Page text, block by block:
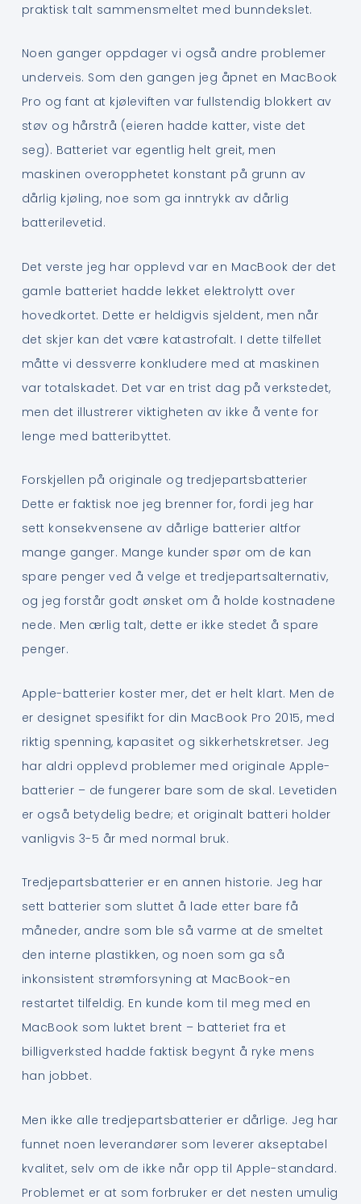
praktisk talt sammensmeltet med bunndekslet.
Noen ganger oppdager vi også andre problemer
underveis. Som den gangen jeg åpnet en MacBook
Pro og fant at kjøleviften var fullstendig blokkert av
støv og hårstrå (eieren hadde katter, viste det
seg). Batteriet var egentlig helt greit, men
maskinen overopphetet konstant på grunn av
dårlig kjøling, noe som ga inntrykk av dårlig
batterilevetid.
Det verste jeg har opplevd var en MacBook der det
gamle batteriet hadde lekket elektrolytt over
hovedkortet. Dette er heldigvis sjeldent, men når
det skjer kan det være katastrofalt. I dette tilfellet
måtte vi dessverre konkludere med at maskinen
var totalskadet. Det var en trist dag på verkstedet,
men det illustrerer viktigheten av ikke å vente for
lenge med batteribyttet.
Forskjellen på originale og tredjepartsbatterier
Dette er faktisk noe jeg brenner for, fordi jeg har
sett konsekvensene av dårlige batterier altfor
mange ganger. Mange kunder spør om de kan
spare penger ved å velge et tredjepartsalternativ,
og jeg forstår godt ønsket om å holde kostnadene
nede. Men ærlig talt, dette er ikke stedet å spare
penger.
Apple-batterier koster mer, det er helt klart. Men de
er designet spesifikt for din MacBook Pro 2015, med
riktig spenning, kapasitet og sikkerhetskretser. Jeg
har aldri opplevd problemer med originale Apple-
batterier – de fungerer bare som de skal. Levetiden
er også betydelig bedre; et originalt batteri holder
vanligvis 3-5 år med normal bruk.
Tredjepartsbatterier er en annen historie. Jeg har
sett batterier som sluttet å lade etter bare få
måneder, andre som ble så varme at de smeltet
den interne plastikken, og noen som ga så
inkonsistent strømforsyning at MacBook-en
restartet tilfeldig. En kunde kom til meg med en
MacBook som luktet brent – batteriet fra et
billigverksted hadde faktisk begynt å ryke mens
han jobbet.
Men ikke alle tredjepartsbatterier er dårlige. Jeg har
funnet noen leverandører som leverer akseptabel
kvalitet, selv om de ikke når opp til Apple-standard.
Problemet er at som forbruker er det nesten umulig